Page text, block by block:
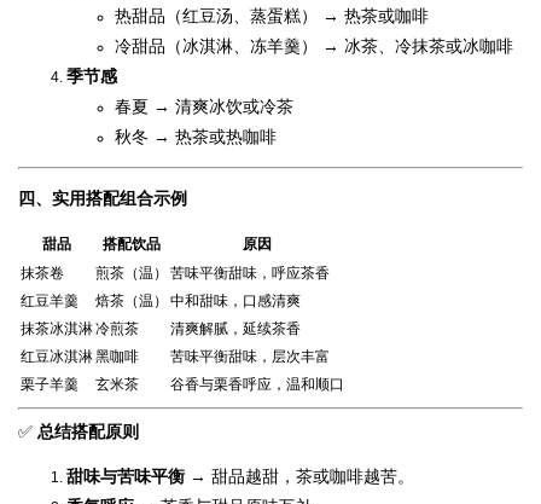
热甜品（红豆汤、蒸蛋糕） → 热茶或咖啡
冷甜品（冰淇淋、冻羊羹） → 冰茶、冷抹茶或冰咖啡
季节感
春夏 → 清爽冰饮或冷茶
秋冬 → 热茶或热咖啡
四、实用搭配组合示例
甜品 搭配饮品
原因
抹茶卷
煎茶（温）
苦味平衡甜味，呼应茶香
红豆羊羹
焙茶（温）
中和甜味，口感清爽
抹茶冰淇淋冷煎茶
清爽解腻，延续茶香
红豆冰淇淋黑咖啡
苦味平衡甜味，层次丰富
栗子羊羹
玄米茶 谷香与栗香呼应，温和顺口
✅ 总结搭配原则
甜味与苦味平衡 → 甜品越甜，茶或咖啡越苦。